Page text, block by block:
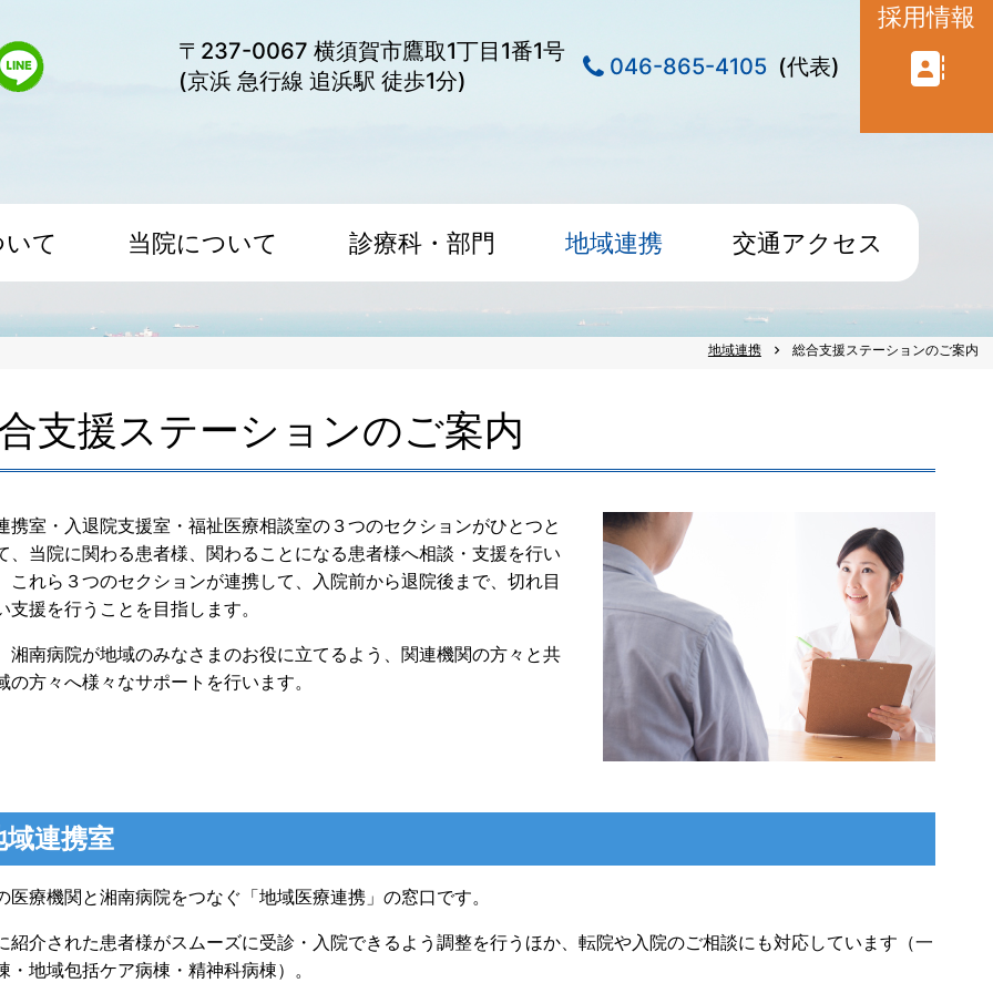
〒237-0067 横須賀市鷹取1丁目1番1号
(京浜 急行線 追浜駅 徒歩1分)
046-865-4105 (代表)
採用情報
て 当院について 診療科・部門 地域連携 交通アクセス
地域連携 chevron_right 総合支援ステーションのご案内
支援ステーションのご案内
携室・入退院支援室・福祉医療相談室の３つのセクションがひとつと
、当院に関わる患者様、関わることになる患者様へ相談・支援を行い
これら３つのセクションが連携して、入院前から退院後まで、切れ目
支援を行うことを目指します。
湘南病院が地域のみなさまのお役に立てるよう、関連機関の方々と共
の方々へ様々なサポートを行います。
域連携室
医療機関と湘南病院をつなぐ「地域医療連携」の窓口です。
紹介された患者様がスムーズに受診・入院できるよう調整を行うほか、転院や入院のご相談にも対応しています（一
・地域包括ケア病棟・精神科病棟）。